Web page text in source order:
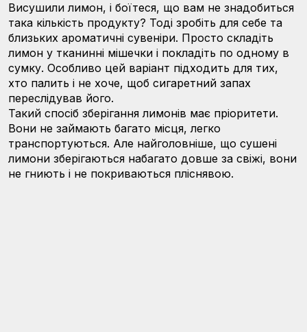
Висушили лимон, і боїтеся, що вам не знадобиться
така кількість продукту? Тоді зробіть для себе та
близьких ароматичні сувеніри. Просто складіть
лимон у тканинні мішечки і покладіть по одному в
сумку. Особливо цей варіант підходить для тих,
хто палить і не хоче, щоб сигаретний запах
переслідував його.
Такий спосіб зберігання лимонів має пріоритети.
Вони не займають багато місця, легко
транспортуються. Але найголовніше, що сушені
лимони зберігаються набагато довше за свіжі, вони
не гниють і не покриваються пліснявою.